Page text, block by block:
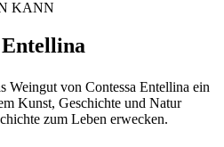
KANN
Entellina
Weingut von Contessa Entellina ein
Kunst, Geschichte und Natur
zum Leben erwecken.